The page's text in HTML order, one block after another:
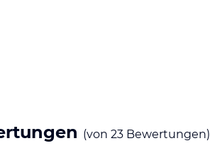
(von 23 Bewertungen)